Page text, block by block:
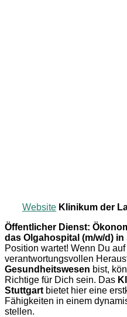
Website Klinikum der
Öffentlicher Dienst:
das Olgahospital (m/w/d)
Position wartet! Wenn Du
verantwortungsvollen
Gesundheitswesen bist,
Richtige für Dich sein. Das
Stuttgart bietet hier eine
Fähigkeiten in einem
stellen.